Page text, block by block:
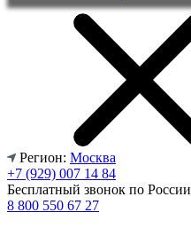
Регион: Москва
+7 (929) 007 14 84
Бесплатный звонок по России
8 800 550 67 27